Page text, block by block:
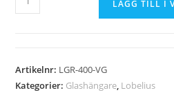
LÄGG TILL I
Artikelnr: LGR-400-VG
Kategorier: Glashängare, Lobelius